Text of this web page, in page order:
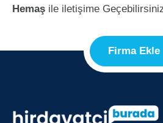
Hemaş ile iletişime
Firma Ekle